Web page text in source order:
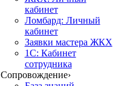
кабинет
Ломбард: Личный
кабинет
Заявки мастера ЖКХ
1С: Кабинет
сотрудника
Сопровождение›